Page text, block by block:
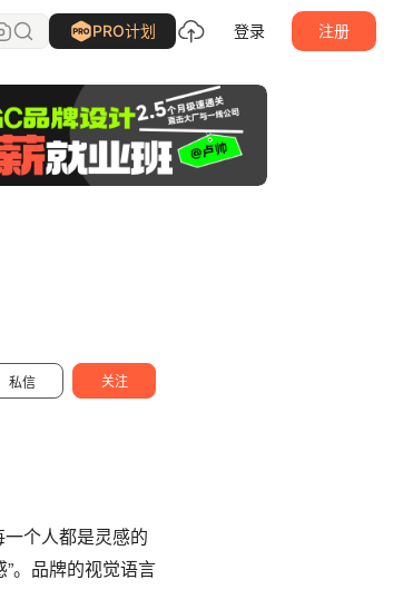
PRO计划 登录 注册
私信 关注
物料酱Pickme 关注
一个人都是灵感的
”。品牌的视觉语言